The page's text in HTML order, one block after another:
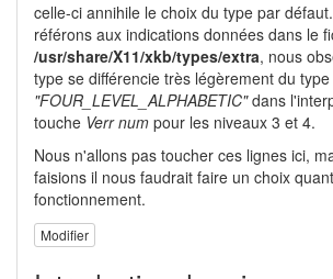
celle-ci annihile le choix du type par
référons aux indications données dans le
/usr/share/X11/xkb/types/extra, nous
type se différencie très légèrement du
"FOUR_LEVEL_ALPHABETIC"dans
touche Verr num pour les niveaux 3 et 4.
Nous n'allons pas toucher ces lignes ici,
faisions il nous faudrait faire un choix
fonctionnement.
Modifier